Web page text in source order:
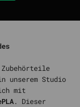
unserem Studio
mit
. Dieser